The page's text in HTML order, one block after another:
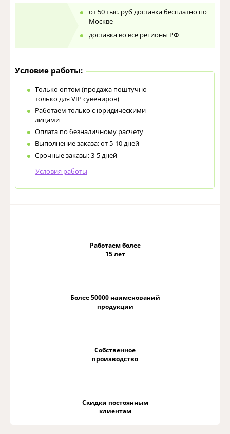
от 50 тыс. руб доставка бесплатно по
Москве
доставка во все регионы РФ
Условие работы:
Только оптом (продажа поштучно
только для VIP сувениров)
Работаем только с юридическими
лицами
Оплата по безналичному расчету
Выполнение заказа: от 5-10 дней
Срочные заказы: 3-5 дней
Условия работы
Работаем более
15 лет
Более 50000 наименований
продукции
Собственное
производство
Скидки постоянным
клиентам